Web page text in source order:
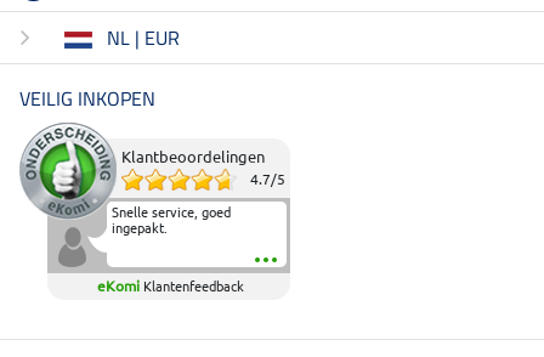
NL | EUR
VEILIG INKOPEN
Klantbeoordelingen
4.7/5
Snelle service, goed
ingepakt.
eKomi Klantenfeedback